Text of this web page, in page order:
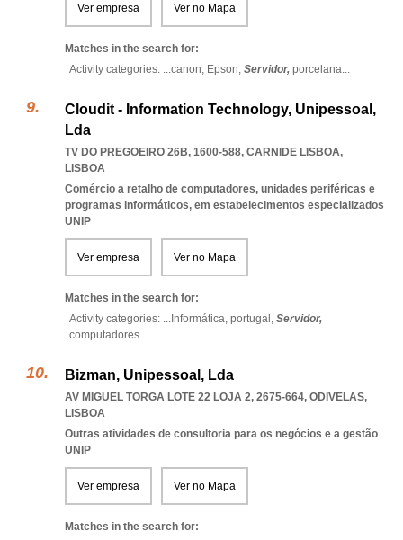
Ver empresa Ver no Mapa
Matches in the search for:
Activity categories: ...canon, Epson, Servidor, porcelana...
Cloudit - Information Technology, Unipessoal,
Lda
TV DO PREGOEIRO 26B, 1600-588, CARNIDE LISBOA,
LISBOA
Comércio a retalho de computadores, unidades periféricas e
programas informáticos, em estabelecimentos especializados
UNIP
Ver empresa Ver no Mapa
Matches in the search for:
Activity categories: ... Informática, portugal, Servidor,
computadores...
Bizman, Unipessoal, Lda
AV MIGUEL TORGA LOTE 22 LOJA 2, 2675-664, ODIVELAS,
LISBOA
Outras atividades de consultoria para os negócios e a gestão
UNIP
Ver empresa Ver no Mapa
Matches in the search for: